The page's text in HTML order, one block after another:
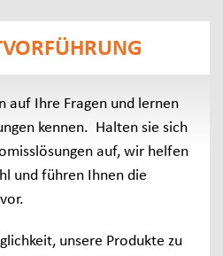
auf Ihre Fragen und lernen
kennen. Halten sie sich
auf, wir helfen
und führen Ihnen die
unsere Produkte zu